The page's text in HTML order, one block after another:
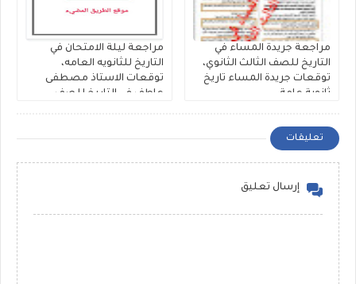
مراجعة جريدة المساء في
التاريخ للصف الثالث الثانوي،
توقعات جريدة المساء تاريخ
ثانوية عامة
مراجعة ليلة الامتحان في
التاريخ للثانويه العامه،
توقعات الاستاذ مصطفى
عاطف في التاريخ للصف
تعليقات
إرسال تعليق